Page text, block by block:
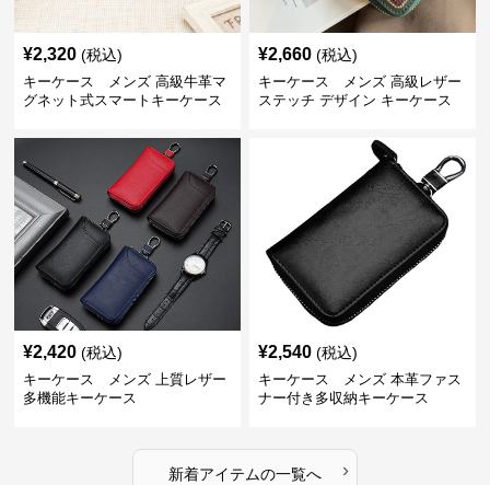
¥2,320 (税込)
キーケース メンズ 高級牛革マ
グネット式スマートキーケース
¥2,660 (税込)
キーケース メンズ 高級レザー
ステッチ デザイン キーケース
¥2,420 (税込)
キーケース メンズ 上質レザー
多機能キーケース
¥2,540 (税込)
キーケース メンズ 本革ファス
ナー付き多収納キーケース
新着アイテムの一覧へ ›